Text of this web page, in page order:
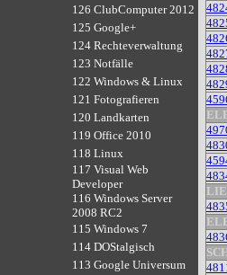
126 ClubComputer 2012
125 Google+
124 Rechteverwaltung
123 Notfälle
122 Windows & Linux
121 Fotografieren
120 Landkarten
119 Office 2010
118 Linux
117 Visual Web
Developer
116 Windows Server
2008 RC2
115 Windows 7
114 DOStalgisch
113 Google Universum